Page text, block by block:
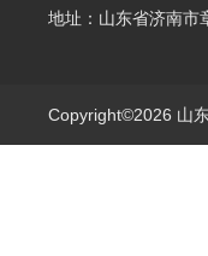
地址：山东省济南市
Copyright©2026 山